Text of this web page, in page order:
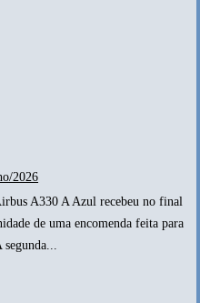
2026
A330 A Azul recebeu no final
de uma encomenda feita para